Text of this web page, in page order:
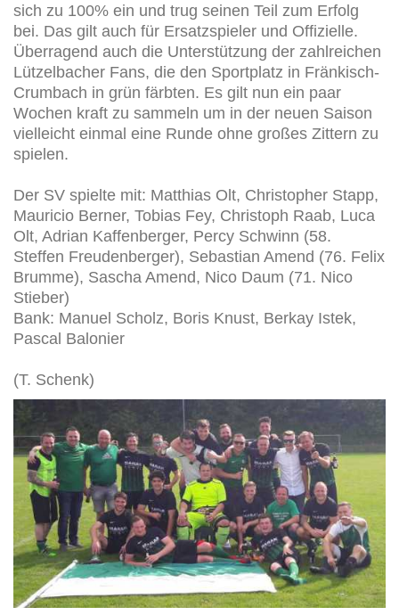
sich zu 100% ein und trug seinen Teil zum Erfolg
bei. Das gilt auch für Ersatzspieler und Offizielle.
Überragend auch die Unterstützung der zahlreichen
Lützelbacher Fans, die den Sportplatz in Fränkisch-
Crumbach in grün färbten. Es gilt nun ein paar
Wochen kraft zu sammeln um in der neuen Saison
vielleicht einmal eine Runde ohne großes Zittern zu
spielen.
Der SV spielte mit: Matthias Olt, Christopher Stapp,
Mauricio Berner, Tobias Fey, Christoph Raab, Luca
Olt, Adrian Kaffenberger, Percy Schwinn (58.
Steffen Freudenberger), Sebastian Amend (76. Felix
Brumme), Sascha Amend, Nico Daum (71. Nico
Stieber)
Bank: Manuel Scholz, Boris Knust, Berkay Istek,
Pascal Balonier
(T. Schenk)